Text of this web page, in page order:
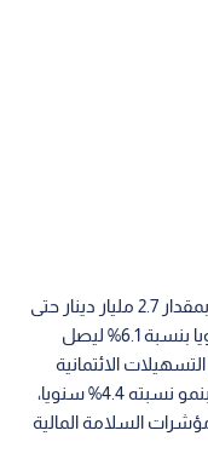
وأظهرت البيانات ارتفاع الودائع لدى البنوك بمقدار 2.7 مليار دينار حتى
نهاية تشرين الأول 2024، مسجلة نموا سنويا بنسبة 6.1% ليصل
حجم التسهيلات الائتمانية
الممنوحة من البنوك بمقدار 1.4 مليار دينار، بنمو نسبته 4.4% سنويا،
استمرار مؤشرات السلامة المالية